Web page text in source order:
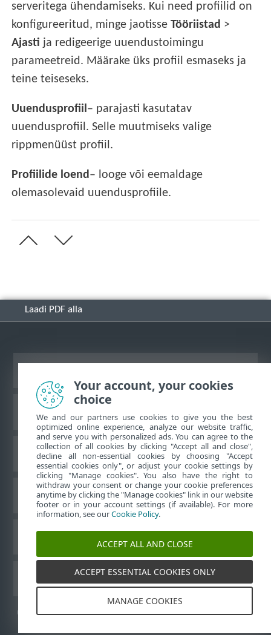
serveritega ühendamiseks. Kui need profiilid on
konfigureeritud, minge jaotisseTööriistad >
Ajasti ja redigeerige uuendustoimingu
parameetreid. Määrake üks profiil esmaseks ja
teine teiseseks.
Uuendusprofiil– parajasti kasutatav
uuendusprofiil. Selle muutmiseks valige
rippmenüüst profiil.
Profiilide loend– looge või eemaldage
olemasolevaid uuendusprofiile.
Laadi PDF alla
ESET-i teabebaas
ESET-i foorum
Piirkondlik tugi
ESET-i kasutusjuhendid
© 1992-2026ESET, spol. s r.o. – kõik õigused on kaitstud.
Your account, your cookies
choice
We and our partners use cookies to give you the best
optimized online experience, analyze our website traffic,
and serve you with personalized ads. You can agree to the
collection of all cookies by clicking "Accept all and close",
decline all non-essential cookies by choosing "Accept
essential cookies only", or adjust your cookie settings by
clicking "Manage cookies". You also have the right to
withdraw your consent or change your cookie preferences
anytime by clicking the "Manage cookies" link in our website
footer or in your account settings (if available). For more
information, see ourCookie Policy.
ACCEPT ALL AND CLOSE
ACCEPT ESSENTIAL COOKIES ONLY
MANAGE COOKIES